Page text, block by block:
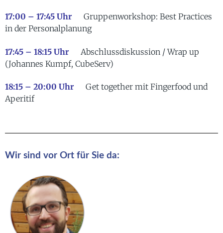
17:00 – 17:45 Uhr
Gruppenworkshop: Best Practices
in der Personalplanung
17:45 – 18:15 Uhr Abschlussdiskussion / Wrap up
(Johannes Kumpf, CubeServ)
18:15 – 20:00 Uhr
Get together mit Fingerfood und
Aperitif
Wir sind vor Ort für Sie da: